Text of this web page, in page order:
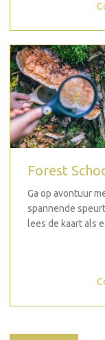
Forest
Ga op avontuur
spannende
lees de kaart als